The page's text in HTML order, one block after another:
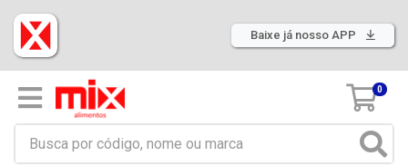
Baixe já nosso APP
0